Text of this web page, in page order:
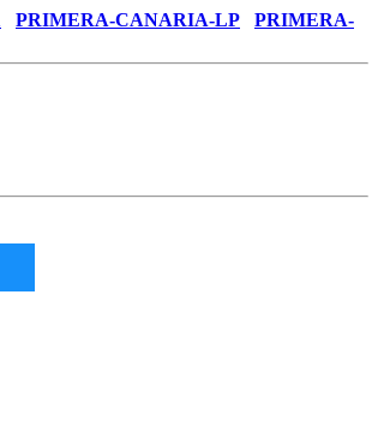
PRIMERA-CANARIA-LP
PRIMERA-